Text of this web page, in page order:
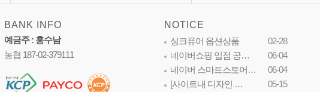
BANK INFO
예금주 : 홍수남
농협 187-02-379111
NOTICE
싱크퓨어 옵션상품
02-28
네이버쇼핑 입점 공…
06-04
네이버 스마트스토어…
06-04
[사이트내 디자인 …
05-15